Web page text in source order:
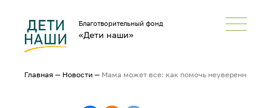
Благотворительный фонд
«Дети наши»
Главная — Новости — Мама может все: как помочь неуверенному в